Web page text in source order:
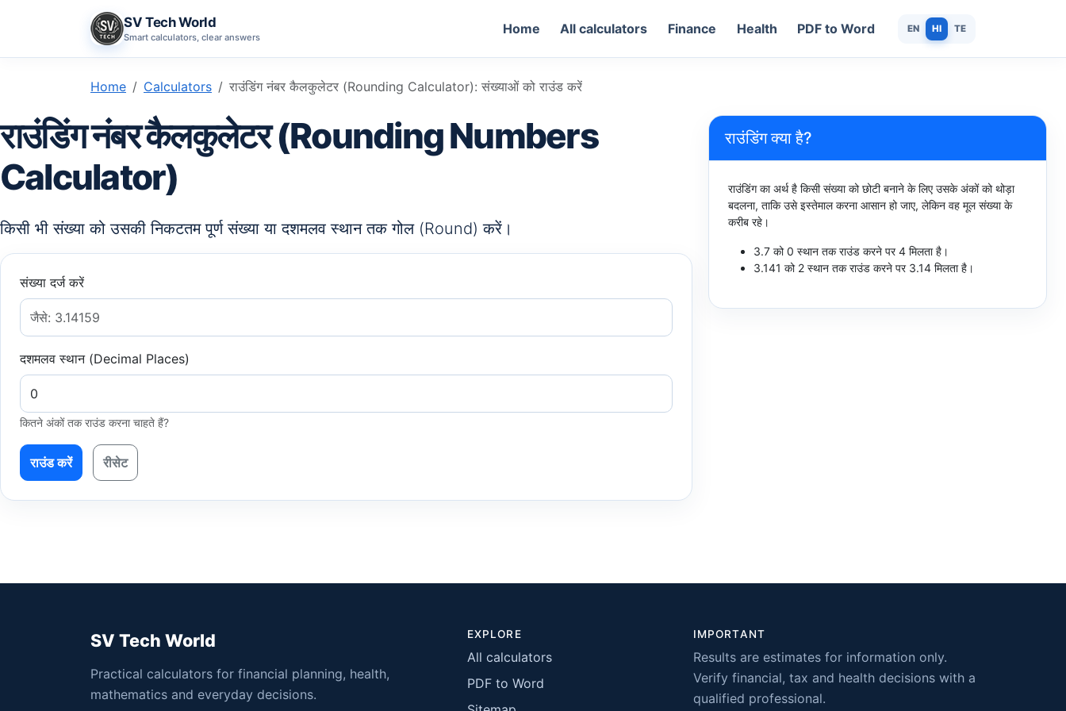
SV Tech World
Smart calculators, clear answers
EN HI TE
Home All calculators Finance Health PDF to Word
Home Calculators राउंडिंग नंबर कैलकुलेटर (Rounding Calculator): संख्याओं को राउंड करें
राउंडिंग नंबर कैलकुलेटर (Rounding Numbers
Calculator)
किसी भी संख्या को उसकी निकटतम पूर्ण संख्या या दशमलव स्थान तक गोल (Round) करें।
संख्या दर्ज करें
दशमलव स्थान (Decimal Places)
कितने अंकों तक राउंड करना चाहते हैं?
राउंड करें रीसेट
राउंडिंग क्या है?
राउंडिंग का अर्थ है किसी संख्या को छोटी बनाने के लिए उसके अंकों को थोड़ा
बदलना, ताकि उसे इस्तेमाल करना आसान हो जाए, लेकिन वह मूल संख्या के
करीब रहे।
3.7 को 0 स्थान तक राउंड करने पर 4 मिलता है।
3.141 को 2 स्थान तक राउंड करने पर 3.14 मिलता है।
SV Tech World
Practical calculators for financial planning, health,
mathematics and everyday decisions.
EXPLORE
All calculators
PDF to Word
IMPORTANT
Results are estimates for information only.
Verify financial, tax and health decisions with a
qualified professional.